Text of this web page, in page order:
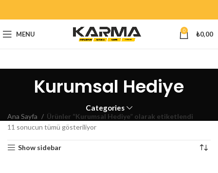
MENU 0 ₺0,00
Kurumsal Hediye
Categories
Ana Sayfa
Ürünler “Kurumsal Hediye” olarak etiketlendi
11 sonucun tümü gösteriliyor
Show sidebar